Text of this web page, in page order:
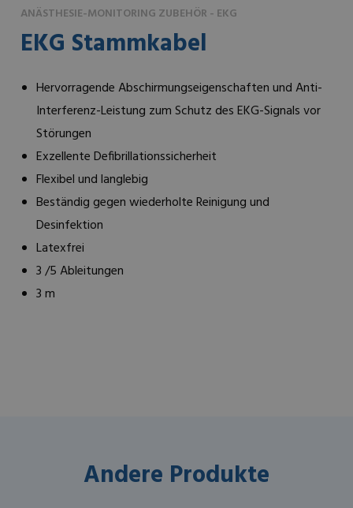
ANÄSTHESIE-MONITORING ZUBEHÖR - EKG
EKG Stammkabel
Hervorragende Abschirmungseigenschaften und Anti-
Interferenz-Leistung zum Schutz des EKG-Signals vor
Störungen
Exzellente Defibrillationssicherheit
Flexibel und langlebig
Beständig gegen wiederholte Reinigung und
Desinfektion
Latexfrei
3 /5 Ableitungen
3 m
Andere Produkte